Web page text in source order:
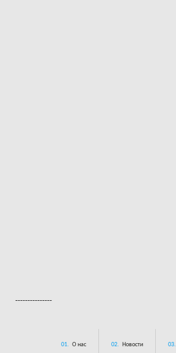
---------------
01. О нас 02. Новости 03.